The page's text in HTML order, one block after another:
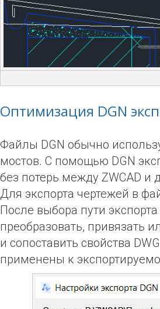
Оптимизация DGN
Файлы DGN обычно
мостов. С помощью DGN
без потерь между ZWCAD
Для экспорта чертежей в
После выбора пути
преобразовать, привязать
и сопоставить свойства
применены к